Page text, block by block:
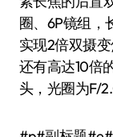
圈、6P镜组，
实现2倍双摄
还有高达10倍
头，光圈为F/